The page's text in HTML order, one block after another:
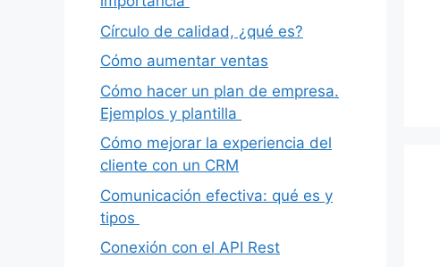
Círculo de calidad, ¿qué es?
Cómo aumentar ventas
Cómo hacer un plan de empresa.
Ejemplos y plantilla
Cómo mejorar la experiencia del
cliente con un CRM
Comunicación efectiva: qué es y
tipos
Conexión con el API Rest